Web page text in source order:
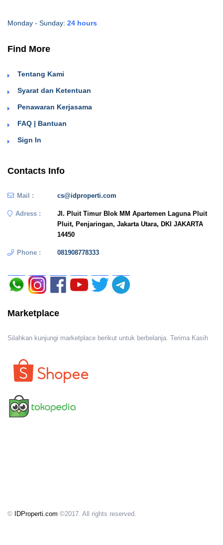
Monday - Sunday: 24 hours
Find More
Tentang Kami
Syarat dan Ketentuan
Penawaran Kerjasama
FAQ | Bantuan
Sign In
Contacts Info
Mail : cs@idproperti.com
Adress :
Jl. Pluit Timur Blok MM Apartemen Laguna Pluit
Pluit, Penjaringan, Jakarta Utara, DKI JAKARTA
14450
Phone : 081908778333
Marketplace
Silahkan kunjungi marketplace berikut untuk berbelanja. Terima Kasih
© IDProperti.com ©2017. All rights reserved.